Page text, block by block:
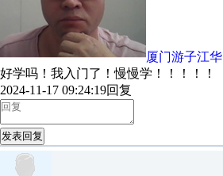
厦门游子江华
好学吗！我入门了！慢慢学！！！！！
2024-11-17 09:24:19回复
发表回复